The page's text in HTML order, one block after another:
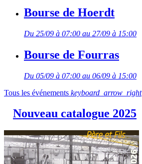
Bourse de Hoerdt
Du 25/09 à 07:00 au 27/09 à 15:00
Bourse de Fourras
Du 05/09 à 07:00 au 06/09 à 15:00
Tous les événements keyboard_arrow_right
Nouveau catalogue 2025